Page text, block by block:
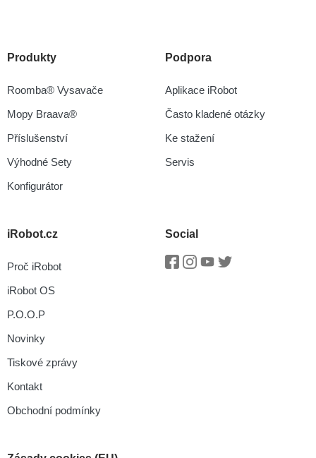
Produkty
Roomba® Vysavače
Mopy Braava®
Příslušenství
Výhodné Sety
Konfigurátor
Podpora
Aplikace iRobot
Často kladené otázky
Ke stažení
Servis
iRobot.cz
Proč iRobot
iRobot OS
P.O.O.P
Novinky
Tiskové zprávy
Kontakt
Obchodní podmínky
Social
Facebook
Instagram
Youtube